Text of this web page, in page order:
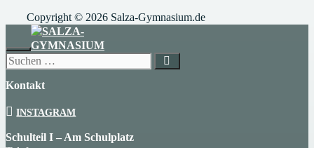
Copyright © 2026 Salza-Gymnasium.de
SCHLIESSEN
Suchen
nach:
Kontakt
INSTAGRAM
Schulteil I – Am Schulplatz